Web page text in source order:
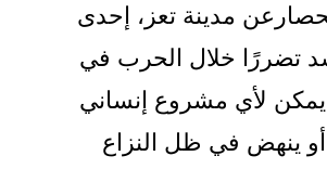
مدينة تعز، إحدى
تضررًا خلال الحرب في
يمكن لأي مشروع إنساني
ينهض في ظل النزاع